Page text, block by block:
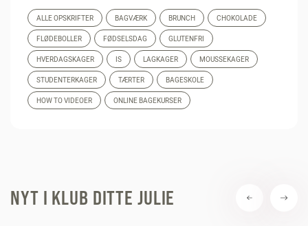
ALLE OPSKRIFTER BAGVÆRK BRUNCH CHOKOLADE
FLØDEBOLLER FØDSELSDAG GLUTENFRI
HVERDAGSKAGER IS LAGKAGER MOUSSEKAGER
STUDENTERKAGER TÆRTER BAGESKOLE
HOW TO VIDEOER ONLINE BAGEKURSER
NYT I KLUB DITTE JULIE